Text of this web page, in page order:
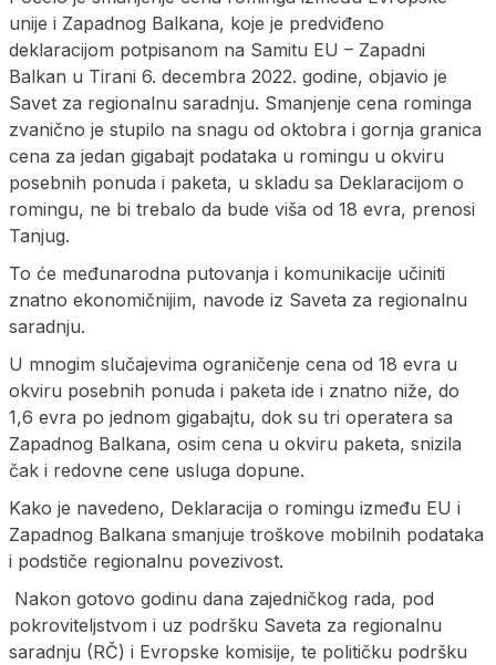
unije i Zapadnog Balkana, koje je predviđeno
deklaracijom potpisanom na Samitu EU – Zapadni
Balkan u Tirani 6. decembra 2022. godine, objavio je
Savet za regionalnu saradnju. Smanjenje cena rominga
zvanično je stupilo na snagu od oktobra i gornja granica
cena za jedan gigabajt podataka u romingu u okviru
posebnih ponuda i paketa, u skladu sa Deklaracijom o
romingu, ne bi trebalo da bude viša od 18 evra, prenosi
Tanjug.
To će međunarodna putovanja i komunikacije učiniti
znatno ekonomičnijim, navode iz Saveta za regionalnu
saradnju.
U mnogim slučajevima ograničenje cena od 18 evra u
okviru posebnih ponuda i paketa ide i znatno niže, do
1,6 evra po jednom gigabajtu, dok su tri operatera sa
Zapadnog Balkana, osim cena u okviru paketa, snizila
čak i redovne cene usluga dopune.
Kako je navedeno, Deklaracija o romingu između EU i
Zapadnog Balkana smanjuje troškove mobilnih podataka
i podstiče regionalnu povezivost.
Nakon gotovo godinu dana zajedničkog rada, pod
pokroviteljstvom i uz podršku Saveta za regionalnu
saradnju (RČ) i Evropske komisije, te političku podršku